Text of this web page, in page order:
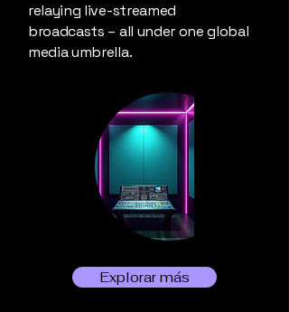
relaying live-streamed
broadcasts – all under one global
media umbrella.
Explorar más